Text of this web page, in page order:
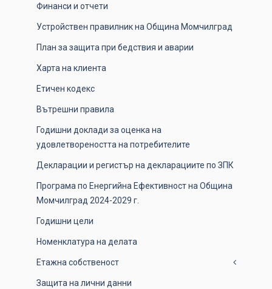
Финанси и отчети
Устройствен правилник на Община Момчилград
План за защита при бедствия и аварии
Харта на клиента
Етичен кодекс
Вътрешни правила
Годишни доклади за оценка на
удовлетвореността на потребителите
Декларации и регистър на декларациите по ЗПК
Програма по Енергийна Ефективност на Община
Момчилград 2024-2029 г.
Годишни цели
Номенклатура на делата
Етажна собственост
Защита на лични данни